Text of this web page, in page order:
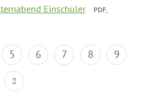
Einschüler
PDF,
5 6 7 8
9